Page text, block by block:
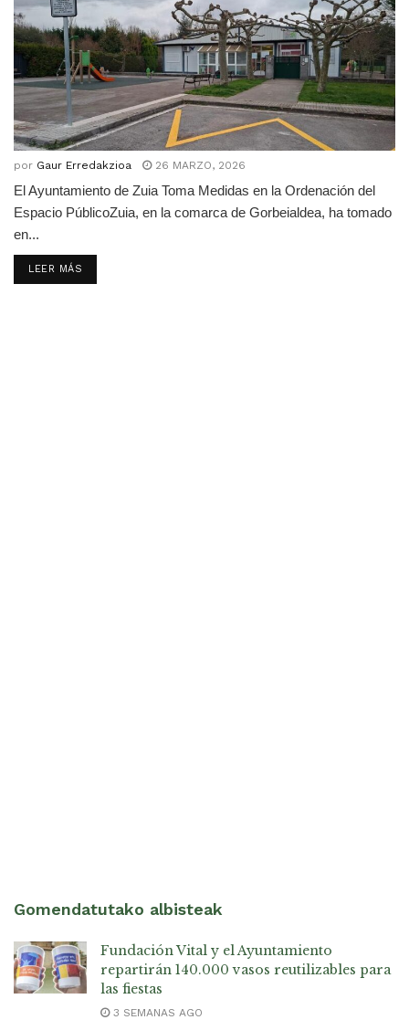
por Gaur Erredakzioa 26 MARZO, 2026
El Ayuntamiento de Zuia Toma Medidas en la Ordenación del
Espacio PúblicoZuia, en la comarca de Gorbeialdea, ha tomado
en...
LEER MÁS
Gomendatutako albisteak
Fundación Vital y el Ayuntamiento
repartirán 140.000 vasos reutilizables para
las fiestas
3 SEMANAS AGO